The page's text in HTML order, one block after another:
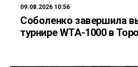
09.08.2026 10:56
Соболенко завершила
турнире WTA-1000 в